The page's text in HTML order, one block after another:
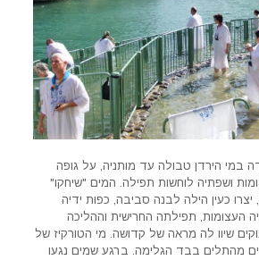
במי הירדן טבולה עד מותניה, על גופה
ושפתיה לוחשות תפילה. המים "שיחקו"
כעין הילה לבנה סביבה, כפות ידיה
העצומות, תפילתה החרישית וההליכה
שיוו לה מראה של קדושה. מי הטורקיז של
מהתלים בבד הגלימה. ברגע שמים נגעו